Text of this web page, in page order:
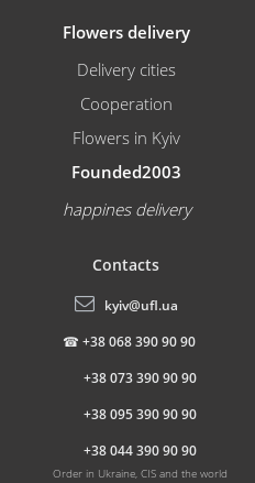
Flowers delivery
Delivery cities
Cooperation
Flowers in Kyiv
Founded2003
happines delivery
Contacts
kyiv@ufl.ua
☎ +38 068 390 90 90
+38 073 390 90 90
+38 095 390 90 90
+38 044 390 90 90
Order in Ukraine, CIS and the world